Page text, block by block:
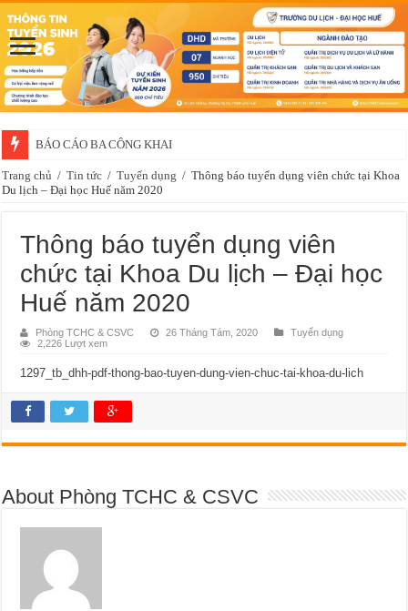
BÁO CÁO BA CÔNG KHAI
Trang chủ / Tin tức / Tuyển dụng / Thông báo tuyển dụng viên chức tại Khoa
Du lịch – Đại học Huế năm 2020
Thông báo tuyển dụng viên
chức tại Khoa Du lịch – Đại học
Huế năm 2020
Phòng TCHC & CSVC 26 Tháng Tám, 2020
Tuyển dụng
2,226 Lượt xem
1297_tb_dhh-pdf-thong-bao-tuyen-dung-vien-chuc-tai-khoa-du-lich
About Phòng TCHC & CSVC